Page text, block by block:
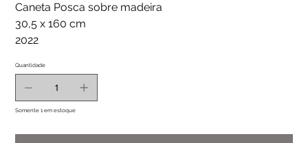
Caneta Posca sobre madeira
30,5 x 160 cm
2022
Quantidade
Somente 1 em estoque